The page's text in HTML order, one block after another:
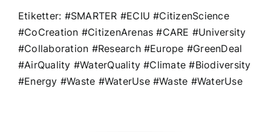
Etiketter: #SMARTER #ECIU #CitizenScience
#CoCreation #CitizenArenas #CARE #University
#Collaboration #Research #Europe #GreenDeal
#AirQuality #WaterQuality #Climate #Biodiversity
#Energy #Waste #WaterUse #Waste #WaterUse